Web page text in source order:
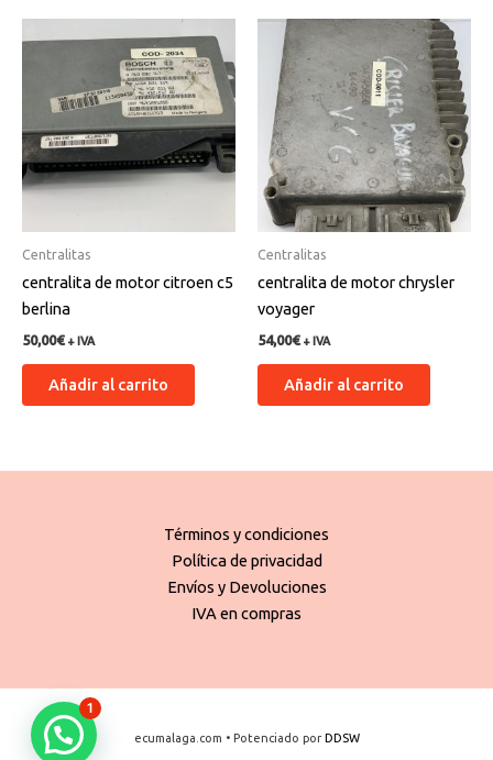
Centralitas
centralita de motor citroen c5
berlina
50,00€ + IVA
Añadir al carrito
Centralitas
centralita de motor chrysler
voyager
54,00€ + IVA
Añadir al carrito
Términos y condiciones
Política de privacidad
Envíos y Devoluciones
IVA en compras
ecumalaga.com • Potenciado por DDSW
1